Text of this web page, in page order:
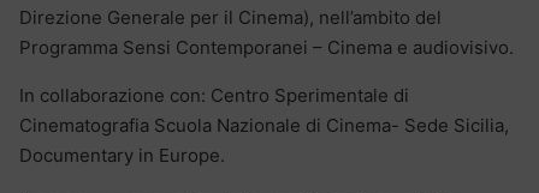
Direzione Generale per il Cinema), nell’ambito del
Programma Sensi Contemporanei – Cinema e audiovisivo.
In collaborazione con: Centro Sperimentale di
Cinematografia Scuola Nazionale di Cinema- Sede Sicilia,
Documentary in Europe.